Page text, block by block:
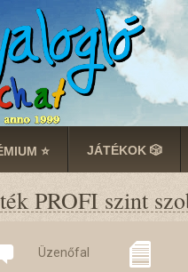
⭐ JÁTÉKOK 🎲
PROFI szint
Üzenőfal